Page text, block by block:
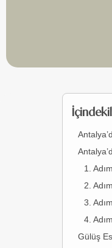
1.
2.
3.
4.
Gülüş